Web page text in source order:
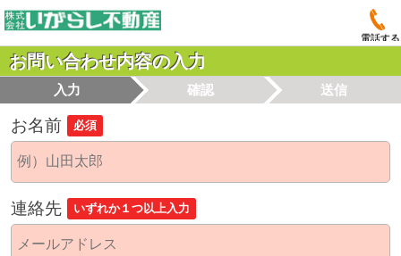
電話する
お問い合わせ内容の入力
入力 確認 送信
お名前 必須
連絡先 いずれか１つ以上入力